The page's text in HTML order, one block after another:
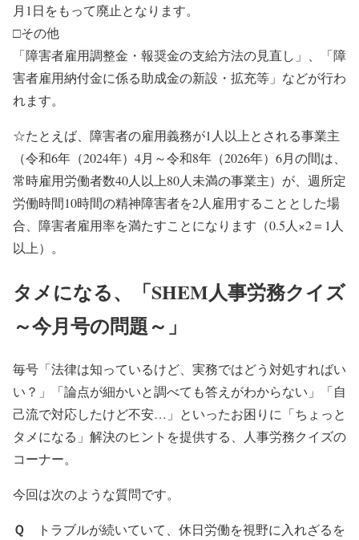
月1日をもって廃止となります。
□その他
「障害者雇用調整金・報奨金の支給方法の見直し」、「障
害者雇用納付金に係る助成金の新設・拡充等」などが行わ
れます。
☆たとえば、障害者の雇用義務が1人以上とされる事業主
（令和6年（2024年）4月～令和8年（2026年）6月の間は、
常時雇用労働者数40人以上80人未満の事業主）が、週所定
労働時間10時間の精神障害者を2人雇用することとした場
合、障害者雇用率を満たすことになります（0.5人×2＝1人
以上）。
タメになる、「SHEM人事労務クイズ
～今月号の問題～」
毎号「法律は知っているけど、実務ではどう対処すればい
い？」「論点が細かいと調べても答えがわからない」「自
己流で対応したけど不安…」といったお困りに「ちょっと
タメになる」解決のヒントを提供する、人事労務クイズの
コーナー。
今回は次のような質問です。
Ｑ トラブルが続いていて、休日労働を視野に入れざるを